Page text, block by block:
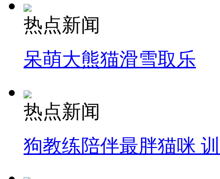
热点新闻
呆萌大熊猫滑雪取乐
热点新闻
狗教练陪伴最胖猫咪